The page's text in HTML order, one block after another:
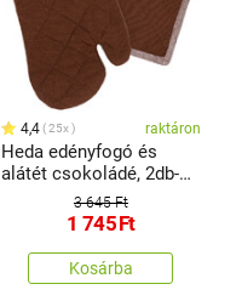
4,4 25x raktáron
Heda edényfogó és
alátét csokoládé, 2db-os
3 645 Ft
1 745Ft
Kosárba